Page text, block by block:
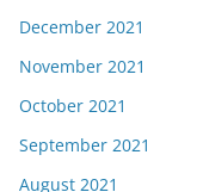
December 2021
November 2021
October 2021
September 2021
August 2021